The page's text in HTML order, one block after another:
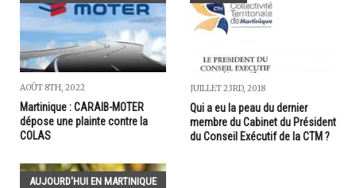
AOÛT 8TH, 2022
Martinique : CARAIB-MOTER
dépose une plainte contre la
COLAS
JUILLET 23RD, 2018
Qui a eu la peau du dernier
membre du Cabinet du Président
du Conseil Exécutif de la CTM ?
AUJOURD'HUI EN MARTINIQUE